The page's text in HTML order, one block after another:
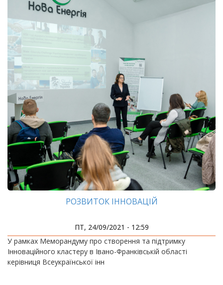
РОЗВИТОК ІННОВАЦІЙ
ПТ, 24/09/2021 - 12:59
У рамках Меморандуму про створення та підтримку
Інноваційного кластеру в Івано-Франківській області
керівниця Всеукраїнської інн